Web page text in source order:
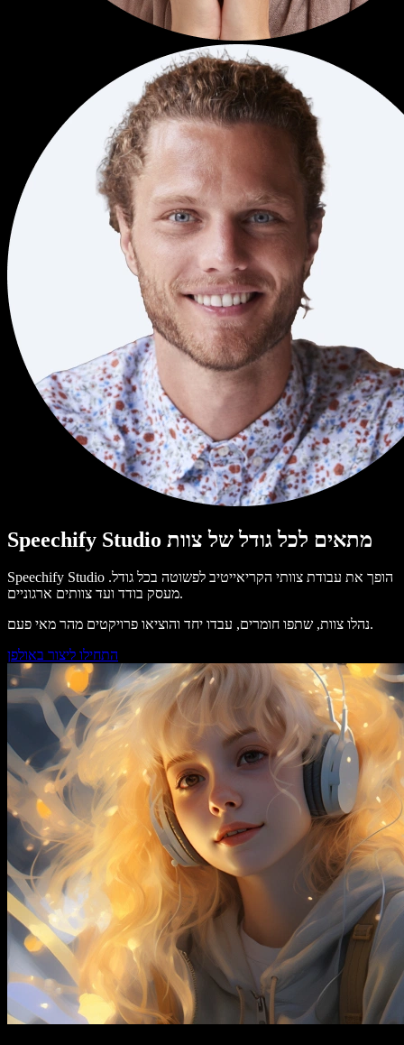
Speechify Studio מתאים לכל גודל של צוות
Speechify Studio הופך את עבודת צוותי הקריאייטיב לפשוטה בכל גודל.
מעסק בודד ועד צוותים ארגוניים.
נהלו צוות, שתפו חומרים, עבדו יחד והוציאו פרויקטים מהר מאי פעם.
התחילו ליצור באולפן